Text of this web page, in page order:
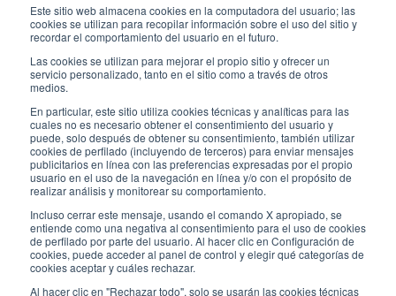
Este sitio web almacena cookies en la computadora del usuario; las
cookies se utilizan para recopilar información sobre el uso del sitio y
recordar el comportamiento del usuario en el futuro.
Las cookies se utilizan para mejorar el propio sitio y ofrecer un
servicio personalizado, tanto en el sitio como a través de otros
medios.
En particular, este sitio utiliza cookies técnicas y analíticas para las
cuales no es necesario obtener el consentimiento del usuario y
puede, solo después de obtener su consentimiento, también utilizar
cookies de perfilado (incluyendo de terceros) para enviar mensajes
publicitarios en línea con las preferencias expresadas por el propio
usuario en el uso de la navegación en línea y/o con el propósito de
realizar análisis y monitorear su comportamiento.
Incluso cerrar este mensaje, usando el comando X apropiado, se
entiende como una negativa al consentimiento para el uso de cookies
de perfilado por parte del usuario. Al hacer clic en Configuración de
cookies, puede acceder al panel de control y elegir qué categorías de
cookies aceptar y cuáles rechazar.
Al hacer clic en "Rechazar todo", solo se usarán las cookies técnicas
Tienda:
Lunes / Viernes
Subscríbete a nuestro boletín
Trabaja con nosotros
Los envases de Interfluid
Proyecto de transformación digital
MANT É GASE AL D ÍA